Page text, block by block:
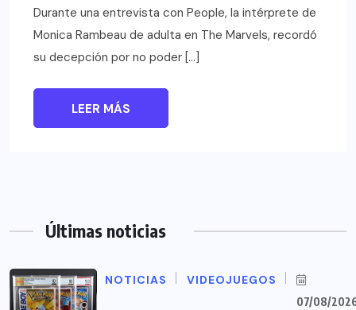
Durante una entrevista con People, la intérprete de
Monica Rambeau de adulta en The Marvels, recordó
su decepción por no poder […]
LEER MÁS
Últimas noticias
NOTICIAS VIDEOJUEGOS
07/08/